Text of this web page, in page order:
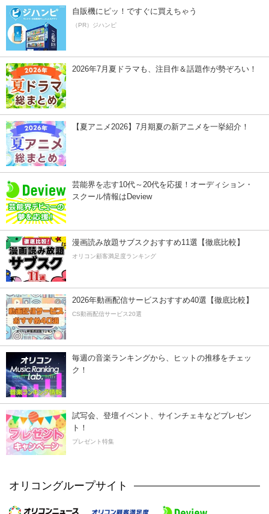
自販機にピッ！ですぐに買えちゃう
（PR）ジハンピ
2026年7月夏ドラマも、注目作＆話題作が勢ぞろい！
【夏アニメ2026】7月期夏の新アニメを一挙紹介！
芸能界を志す10代～20代を応援！オーディション・
スクール情報はDeview
漫画読み放題サブスクおすすめ11選【徹底比較】
オリコン顧客満足度ランキング
2026年動画配信サービスおすすめ40選【徹底比較】
CS動画配信サービス20選
毎週の音楽ランキングから、ヒットの推移をチェッ
ク！
試写会、登壇イベント、サインチェキなどプレゼン
ト！
プレゼント特集
オリコングループサイト